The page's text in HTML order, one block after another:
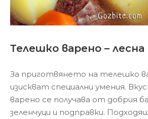
Телешко варено –
За приготвянето на телешко
изискват специални умения.
варено се получава от добрия
зеленчуци и подправки.